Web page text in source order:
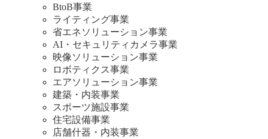
BtoB事業
ライティング事業
省エネソリューション事業
AI・セキュリティカメラ事業
映像ソリューション事業
ロボティクス事業
エアソリューション事業
建築・内装事業
スポーツ施設事業
住宅設備事業
店舗什器・内装事業